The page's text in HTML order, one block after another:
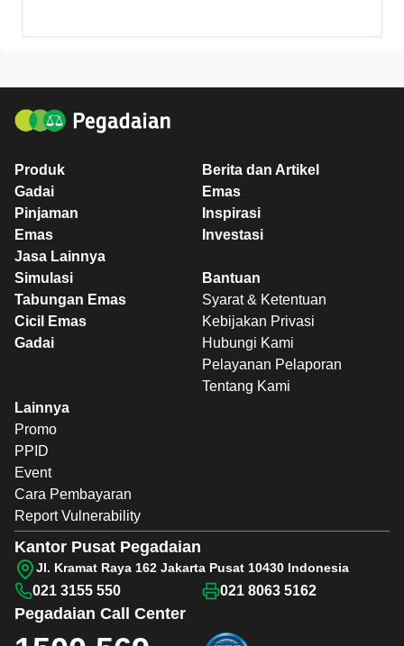
Produk
Gadai
Pinjaman
Emas
Jasa Lainnya
Berita dan Artikel
Emas
Inspirasi
Investasi
Simulasi
Tabungan Emas
Cicil Emas
Gadai
Bantuan
Syarat & Ketentuan
Kebijakan Privasi
Hubungi Kami
Pelayanan Pelaporan
Tentang Kami
Lainnya
Promo
PPID
Event
Cara Pembayaran
Report Vulnerability
Pegadaian Call Center
Kantor Pusat Pegadaian
Jl. Kramat Raya 162 Jakarta Pusat 10430 Indonesia
021 3155 550 021 8063 5162